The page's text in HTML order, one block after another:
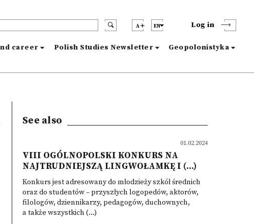
A EN Log in
career Polish Studies Newsletter Geopolonistyka
See also
01.02.2024
VIII OGÓLNOPOLSKI KONKURS NA
NAJTRUDNIEJSZĄ LINGWOŁAMKĘ I (...)
Konkurs jest adresowany do młodzieży szkół średnich
oraz do studentów – przyszłych logopedów, aktorów,
filologów, dziennikarzy, pedagogów, duchownych,
a także wszystkich (...)